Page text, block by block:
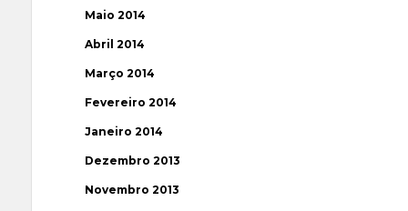
Maio 2014
Abril 2014
Março 2014
Fevereiro 2014
Janeiro 2014
Dezembro 2013
Novembro 2013